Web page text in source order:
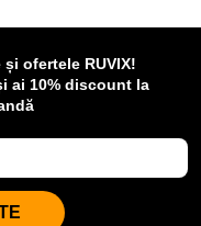
ofertele RUVIX!
ai 10% discount la